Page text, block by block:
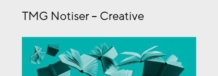
TMG Notiser – Creative